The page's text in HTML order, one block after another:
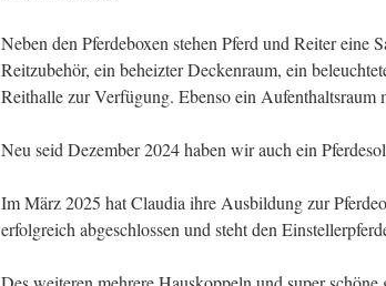
Neben den Pferdeboxen stehen Pferd und Reiter eine
Reitzubehör, ein beheizter Deckenraum, ein
Reithalle zur Verfügung. Ebenso ein Aufenthaltsraum
Neu seid Dezember 2024 haben wir auch ein
Im März 2025 hat Claudia ihre Ausbildung zur
erfolgreich abgeschlossen und steht den